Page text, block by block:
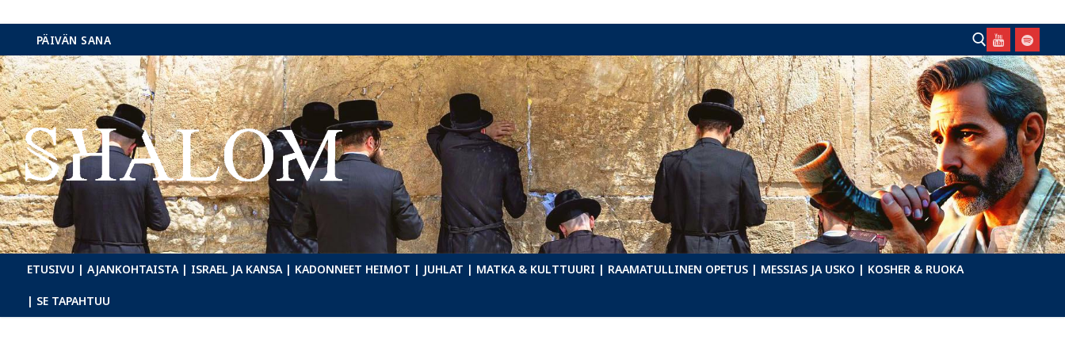
Hyppää
sisältöön
PÄIVÄN SANA
Hae:
ETUSIVU | AJANKOHTAISTA | ISRAEL JA KANSA | KADONNEET HEIMOT | JUHLAT | MATKA & KULTTUURI | RAAMATULLINEN OPETUS | MESSIAS JA USKO | KOSHER & RUOKA
| SE TAPAHTUU